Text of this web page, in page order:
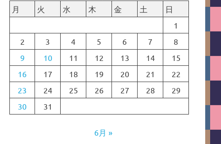
月
火 水 木 金 土
日
1
2
3 4 5 6 7
8
9
10 11 12 13 14
15
16
17 18 19 20 21
22
23
24 25 26 27 28
29
30
31
6月 »